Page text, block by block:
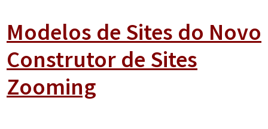
Modelos de Sites do Novo
Construtor de Sites
Zooming